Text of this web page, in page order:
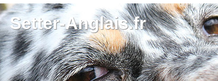
Setter-Anglais.fr